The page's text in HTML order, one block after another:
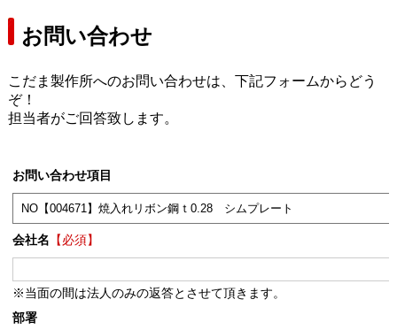
お問い合わせ
こだま製作所へのお問い合わせは、下記フォームからどう
ぞ！
担当者がご回答致します。
お問い合わせ項目
会社名 【必須】
※当面の間は法人のみの返答とさせて頂きます。
部署